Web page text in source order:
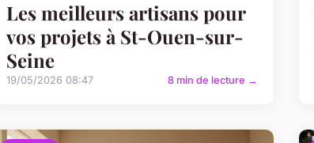
Les meilleurs artisans pour
vos projets à St-Ouen-sur-
Seine
19/05/2026 08:47 8 min de lecture →